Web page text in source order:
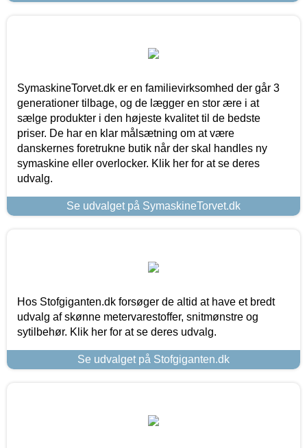
SymaskineTorvet.dk er en familievirksomhed der går 3
generationer tilbage, og de lægger en stor ære i at
sælge produkter i den højeste kvalitet til de bedste
priser. De har en klar målsætning om at være
danskernes foretrukne butik når der skal handles ny
symaskine eller overlocker. Klik her for at se deres
udvalg.
Se udvalget på SymaskineTorvet.dk
Hos Stofgiganten.dk forsøger de altid at have et bredt
udvalg af skønne metervarestoffer, snitmønstre og
sytilbehør. Klik her for at se deres udvalg.
Se udvalget på Stofgiganten.dk